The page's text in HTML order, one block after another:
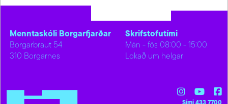
Menntaskóli Borgarfjarðar
Borgarbraut 54
310 Borgarnes
Skrifstofutími
Mán - fös 08:00 - 15:00
Lokað um helgar
Sími 433 7700